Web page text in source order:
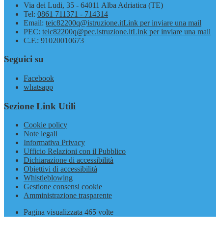
Via dei Ludi, 35 - 64011 Alba Adriatica (TE)
Tel: 0861 711371 - 714314
Email: teic82200q@istruzione.itLink per inviare una mail
PEC: teic82200q@pec.istruzione.itLink per inviare una mail
C.F.: 91020010673
Seguici su
Facebook
whatsapp
Sezione Link Utili
Cookie policy
Note legali
Informativa Privacy
Ufficio Relazioni con il Pubblico
Dichiarazione di accessibilità
Obiettivi di accessibilità
Whistleblowing
Gestione consensi cookie
Amministrazione trasparente
Pagina visualizzata 465 volte